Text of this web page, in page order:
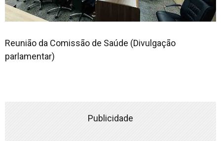
Reunião da Comissão de Saúde (Divulgação
parlamentar)
Publicidade